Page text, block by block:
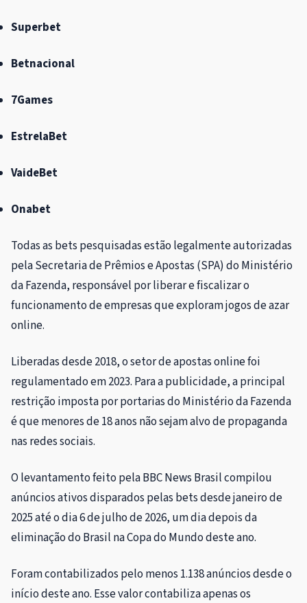
Superbet
Betnacional
7Games
EstrelaBet
VaideBet
Onabet
Todas as bets pesquisadas estão legalmente autorizadas
pela Secretaria de Prêmios e Apostas (SPA) do Ministério
da Fazenda, responsável por liberar e fiscalizar o
funcionamento de empresas que exploram jogos de azar
online.
Liberadas desde 2018, o setor de apostas online foi
regulamentado em 2023. Para a publicidade, a principal
restrição imposta por portarias do Ministério da Fazenda
é que menores de 18 anos não sejam alvo de propaganda
nas redes sociais.
O levantamento feito pela BBC News Brasil compilou
anúncios ativos disparados pelas bets desde janeiro de
2025 até o dia 6 de julho de 2026, um dia depois da
eliminação do Brasil na Copa do Mundo deste ano.
Foram contabilizados pelo menos 1.138 anúncios desde o
início deste ano. Esse valor contabiliza apenas os